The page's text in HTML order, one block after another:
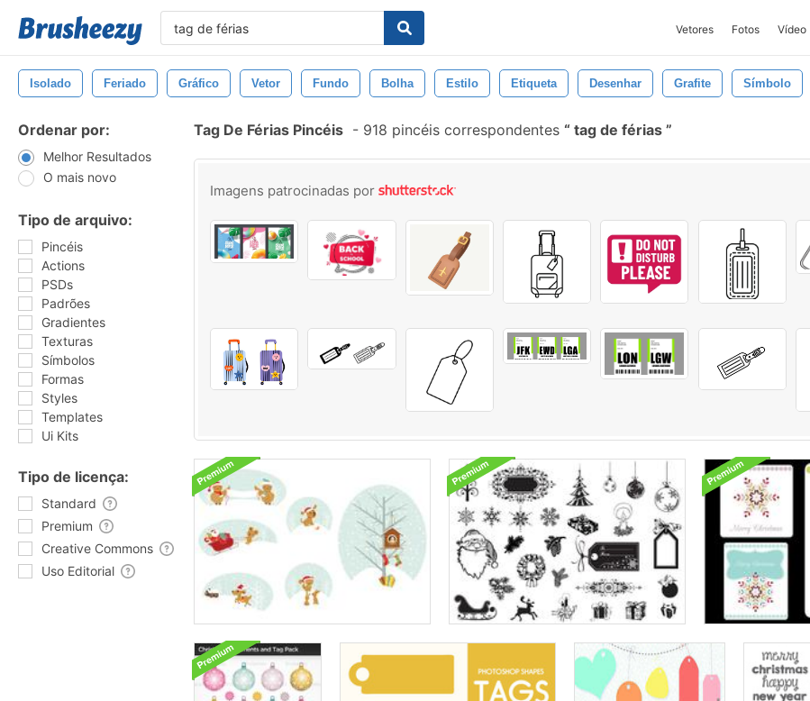
Vetores Fotos Vídeo
Isolado Feriado Gráfico Vetor Fundo Bolha Estilo Etiqueta Desenhar Grafite Símbolo
Ordenar por:
Melhor Resultados
O mais novo
Tipo de arquivo:
Pincéis
Actions
PSDs
Padrões
Gradientes
Texturas
Símbolos
Formas
Styles
Templates
Ui Kits
Tipo de licença:
Standard
Premium
Creative Commons
Uso Editorial
Tag De Férias Pincéis - 918 pincéis correspondentes tag de férias
Imagens patrocinadas por